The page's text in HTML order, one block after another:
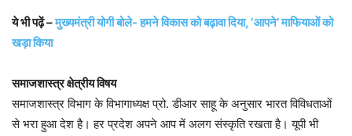
ये भी पढ़ें –मुख्यमंत्री योगी बोले- हमने विकास को बढ़ावा दिया, ‘आपने’ माफियाओं को
खड़ा किया
समाजशास्त्र क्षेत्रीय विषय
समाजशास्त्र विभाग के विभागाध्यक्ष प्रो. डीआर साहू के अनुसार भारत विविधताओं
से भरा हुआ देश है। हर प्रदेश अपने आप में अलग संस्कृति रखता है। यूपी भी